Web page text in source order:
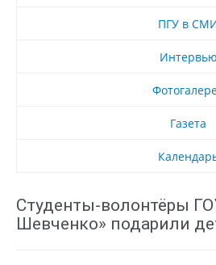
ПГУ в
Интервью
Газета
Студенты-волонтёры
Шевченко» подарили